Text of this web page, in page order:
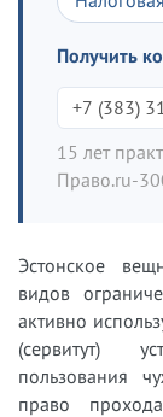
Получить
+7 (383)
15 лет
Право.ru-
Эстонское
видов
активно
(сервитут)
пользования
право